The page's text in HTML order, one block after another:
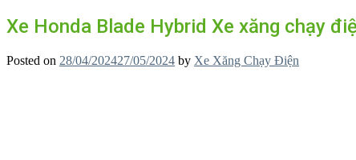
Xe Honda Blade Hybrid Xe xăng chạy
Posted on 28/04/202427/05/2024 by Xe Xăng Chạy Điện